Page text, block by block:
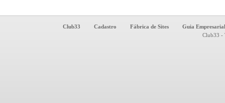
Club33 Cadastro Fábrica de Sites
Guia
Club33 -